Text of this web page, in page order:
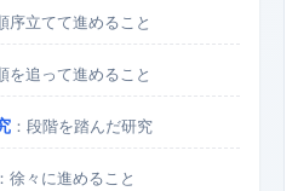
序立てて進めること
を追って進めること
：段階を踏んだ研究
徐々に進めること